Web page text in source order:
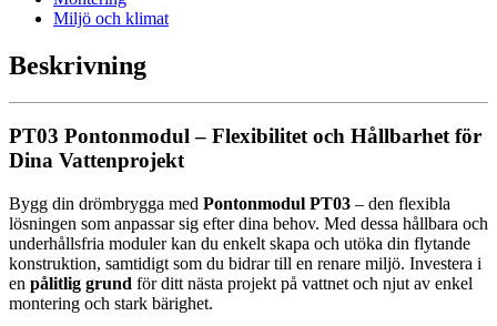
Miljö och klimat
Beskrivning
PT03 Pontonmodul – Flexibilitet och Hållbarhet för
Dina Vattenprojekt
Bygg din drömbrygga med Pontonmodul PT03 – den flexibla
lösningen som anpassar sig efter dina behov. Med dessa hållbara och
underhållsfria moduler kan du enkelt skapa och utöka din flytande
konstruktion, samtidigt som du bidrar till en renare miljö. Investera i
en pålitlig grund för ditt nästa projekt på vattnet och njut av enkel
montering och stark bärighet.